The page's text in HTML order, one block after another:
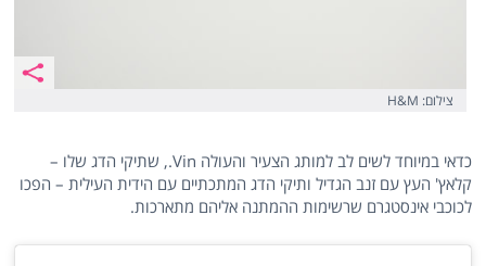
צילום: H&M
כדאי במיוחד לשים לב למותג הצעיר והעולה Vin., שתיקי הדג שלו –
קלאץ' העץ עם זנב הגדיל ותיקי הדג המתכתיים עם הידית העילית – הפכו
לכוכבי אינסטגרם שרשימות ההמתנה אליהם מתארכות.